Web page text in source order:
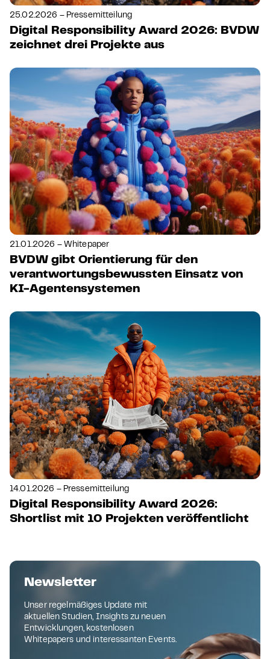
25.02.2026 – Pressemitteilung
Digital Responsibility Award 2026: BVDW
zeichnet drei Projekte aus
21.01.2026 – Whitepaper
BVDW gibt Orientierung für den
verantwortungsbewussten Einsatz von
KI-Agentensystemen
14.01.2026 – Pressemitteilung
Digital Responsibility Award 2026:
Shortlist mit 10 Projekten veröffentlicht
Newsletter
Unser regelmäßiges Update mit
aktuellen Studien, Insights zu neuen
Entwicklungen, kostenlosen
Whitepapers und interessanten Events.